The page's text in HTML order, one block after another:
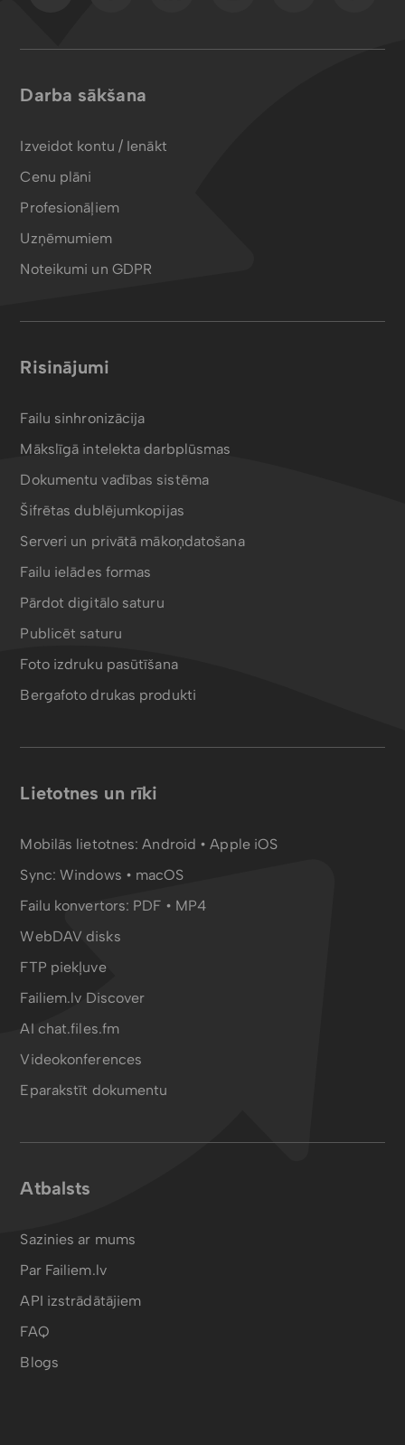
Darba sākšana
Izveidot kontu / Ienākt
Cenu plāni
Profesionāļiem
Uzņēmumiem
Noteikumi un GDPR
Risinājumi
Failu sinhronizācija
Mākslīgā intelekta darbplūsmas
Dokumentu vadības sistēma
Šifrētas dublējumkopijas
Serveri un privātā mākoņdatošana
Failu ielādes formas
Pārdot digitālo saturu
Publicēt saturu
Foto izdruku pasūtīšana
Bergafoto drukas produkti
Lietotnes un rīki
Mobilās lietotnes:Android •Apple iOS
Sync:Windows • macOS
Failu konvertors: PDF • MP4
WebDAV disks
FTP piekļuve
Failiem.lv Discover
AI chat.files.fm
Videokonferences
Eparakstīt dokumentu
Atbalsts
Sazinies ar mums
Par Failiem.lv
API izstrādātājiem
FAQ
Blogs